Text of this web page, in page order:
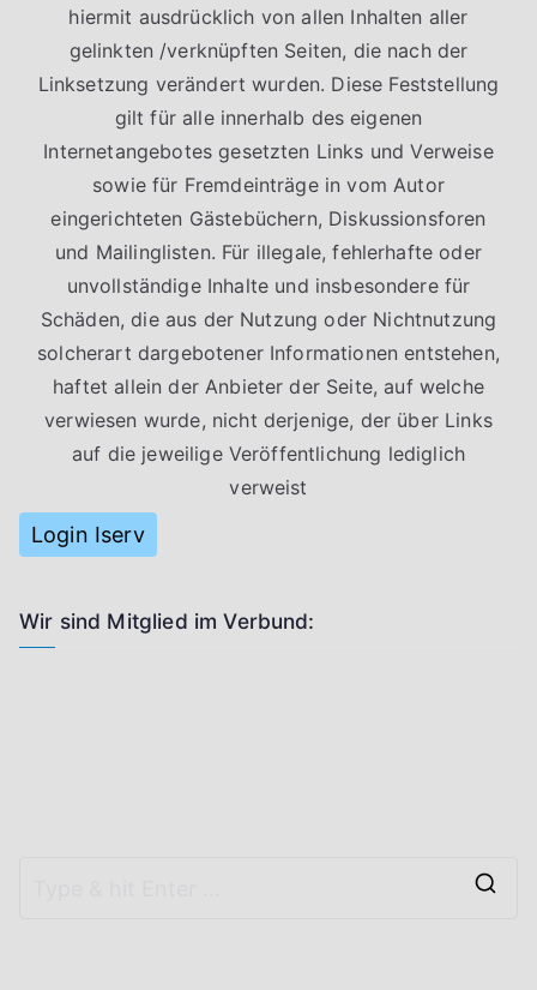
hiermit ausdrücklich von allen Inhalten aller
gelinkten /verknüpften Seiten, die nach der
Linksetzung verändert wurden. Diese Feststellung
gilt für alle innerhalb des eigenen
Internetangebotes gesetzten Links und Verweise
sowie für Fremdeinträge in vom Autor
eingerichteten Gästebüchern, Diskussionsforen
und Mailinglisten. Für illegale, fehlerhafte oder
unvollständige Inhalte und insbesondere für
Schäden, die aus der Nutzung oder Nichtnutzung
solcherart dargebotener Informationen entstehen,
haftet allein der Anbieter der Seite, auf welche
verwiesen wurde, nicht derjenige, der über Links
auf die jeweilige Veröffentlichung lediglich
verweist
Login Iserv
Wir sind Mitglied im Verbund: